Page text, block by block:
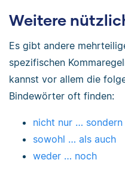
Weitere
Es gibt andere
spezifischen
kannst vor allem die
Bindewörter oft finden:
nicht nur … sondern
sowohl … als auch
weder … noch